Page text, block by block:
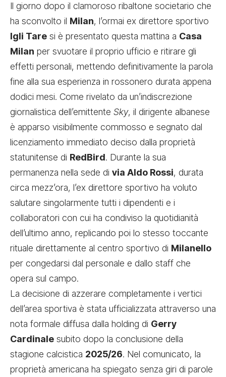
Il giorno dopo il clamoroso ribaltone societario che
ha sconvolto il Milan, l’ormai ex direttore sportivo
Igli Tare si è presentato questa mattina a Casa
Milan per svuotare il proprio ufficio e ritirare gli
effetti personali, mettendo definitivamente la parola
fine alla sua esperienza in rossonero durata appena
dodici mesi. Come rivelato da un’indiscrezione
giornalistica dell’emittente Sky, il dirigente albanese
è apparso visibilmente commosso e segnato dal
licenziamento immediato deciso dalla proprietà
statunitense di RedBird. Durante la sua
permanenza nella sede di via Aldo Rossi, durata
circa mezz’ora, l’ex direttore sportivo ha voluto
salutare singolarmente tutti i dipendenti e i
collaboratori con cui ha condiviso la quotidianità
dell’ultimo anno, replicando poi lo stesso toccante
rituale direttamente al centro sportivo di Milanello
per congedarsi dal personale e dallo staff che
opera sul campo.
La decisione di azzerare completamente i vertici
dell’area sportiva è stata ufficializzata attraverso una
nota formale diffusa dalla holding di Gerry
Cardinale subito dopo la conclusione della
stagione calcistica 2025/26. Nel comunicato, la
proprietà americana ha spiegato senza giri di parole